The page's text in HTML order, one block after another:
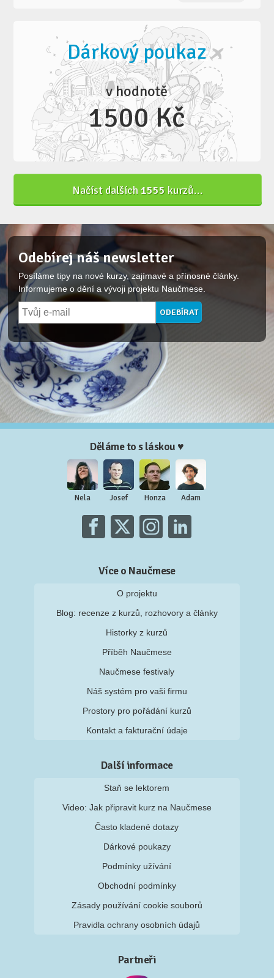
Dárkový poukaz
v hodnotě
1500 Kč
Načíst dalších1555 kurzů...
Odebírej náš newsletter
Posíláme tipy na nové kurzy, zajímavé a přínosné články.
Informujeme o dění a vývoji projektu Naučmese.
Děláme to s láskou ♥
Nela Josef Honza Adam
Více o Naučmese
O projektu
Blog: recenze z kurzů, rozhovory a články
Historky z kurzů
Příběh Naučmese
Naučmese festivaly
Náš systém pro vaši firmu
Prostory pro pořádání kurzů
Kontakt a fakturační údaje
Další informace
Staň se lektorem
Video: Jak připravit kurz na Naučmese
Často kladené dotazy
Dárkové poukazy
Podmínky užívání
Obchodní podmínky
Zásady používání cookie souborů
Pravidla ochrany osobních údajů
Partneři